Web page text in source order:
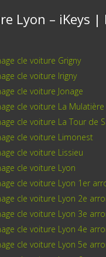
Lyon – iKeys
cle voiture Grigny
cle voiture Irigny
cle voiture Jonage
cle voiture La Mulatière
cle voiture La Tour de
cle voiture Limonest
cle voiture Lissieu
cle voiture Lyon
cle voiture Lyon 1er
cle voiture Lyon 2e
cle voiture Lyon 3e
cle voiture Lyon 4e
cle voiture Lyon 5e